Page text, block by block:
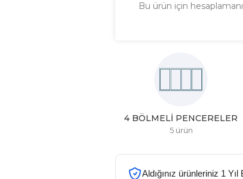
Bu ürün için
SINEKLIKLER
4 ürün
Aldığınız ürünleriniz 1